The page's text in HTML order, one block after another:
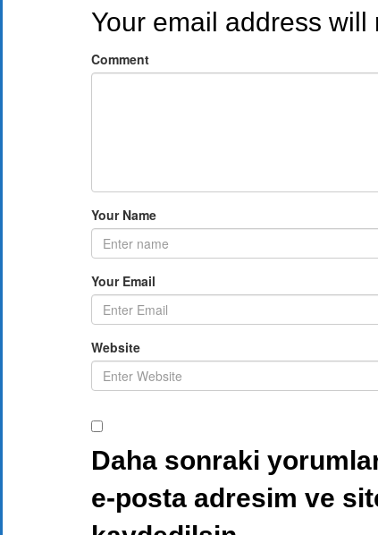
Your email address will
Comment
Your Name
Your Email
Website
Daha sonraki
e-posta adresim ve